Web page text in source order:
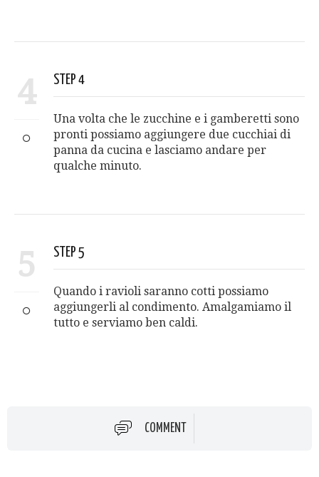
4 STEP 4
Una volta che le zucchine e i gamberetti sono
pronti possiamo aggiungere due cucchiai di
panna da cucina e lasciamo andare per
qualche minuto.
5 STEP 5
Quando i ravioli saranno cotti possiamo
aggiungerli al condimento. Amalgamiamo il
tutto e serviamo ben caldi.
COMMENT